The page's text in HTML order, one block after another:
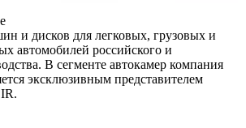
и дисков для легковых, грузовых и
автомобилей российского и
В сегменте автокамер компания
эксклюзивным представителем